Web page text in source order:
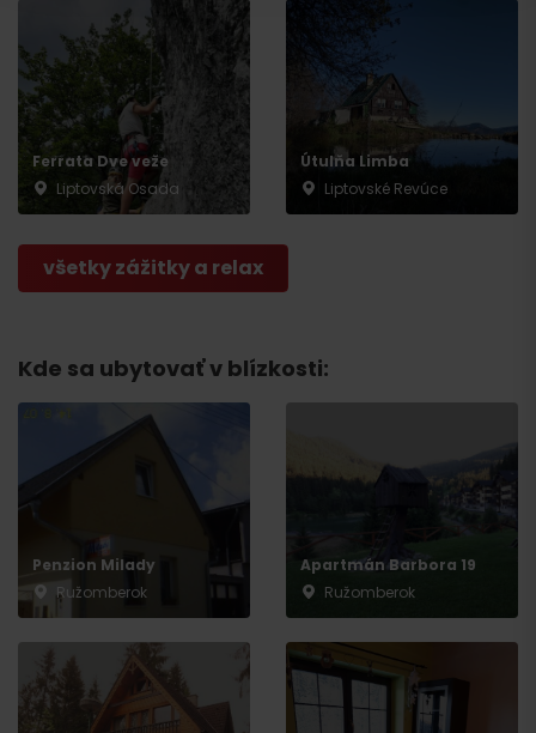
Ferrata Dve veže
Liptovská Osada
Útulňa Limba
Liptovské Revúce
všetky zážitky a relax
Kde sa ubytovať v blízkosti:
Penzion Milady
Ružomberok
Apartmán Barbora 19
Ružomberok